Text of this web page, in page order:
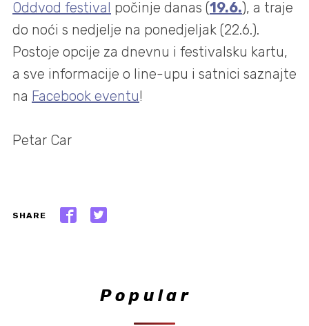
Oddvod festival počinje danas (19.6.), a traje
do noći s nedjelje na ponedjeljak (22.6.).
Postoje opcije za dnevnu i festivalsku kartu,
a sve informacije o line-upu i satnici saznajte
na Facebook eventu!
Petar Car
SHARE
Popular